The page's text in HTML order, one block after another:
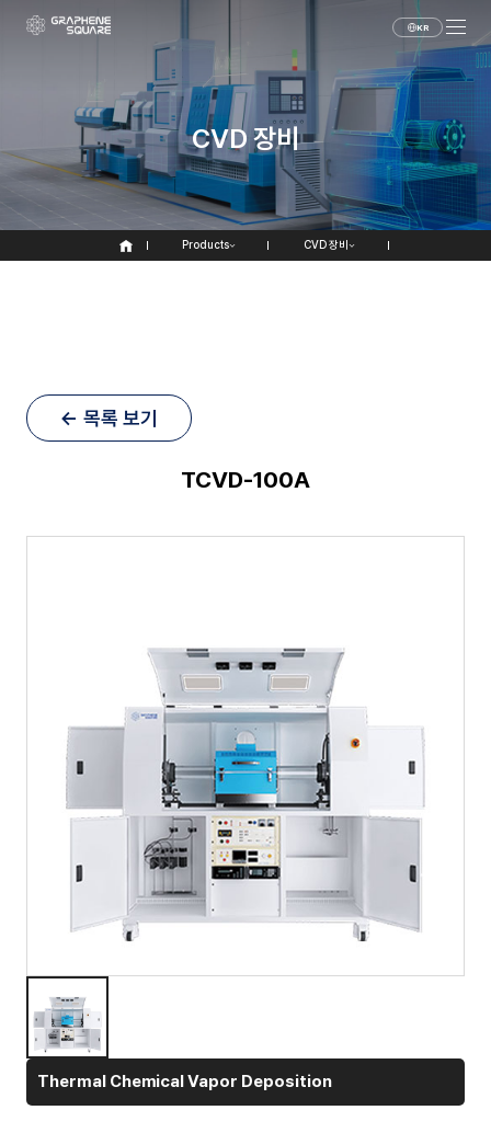
KR
CVD 장비
Products CVD 장비
← 목록 보기
TCVD-100A
Thermal Chemical Vapor Deposition